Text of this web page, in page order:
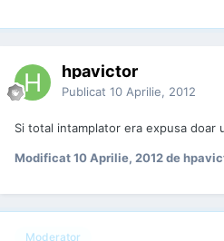
hpavictor
Publicat 10 Aprilie, 2012
Si total intamplator era expusa doar
Modificat10 Aprilie, 2012de
Moderator